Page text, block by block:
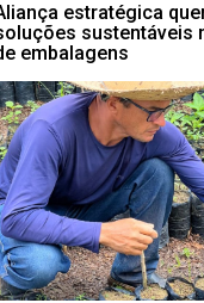
estratégica
sustentáveis
embalagens